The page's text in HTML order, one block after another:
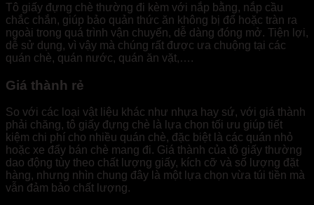
Tô giấy đựng chè thường đi kèm với nắp bằng, nắp cầu
chắc chắn, giúp bảo quản thức ăn không bị đổ hoặc tràn ra
ngoài trong quá trình vận chuyển, dễ dàng đóng mở. Tiện lợi,
dễ sử dụng, vì vậy mà chúng rất được ưa chuộng tại các
quán chè, quán nước, quán ăn vặt,….
Giá thành rẻ
So với các loại vật liệu khác như nhựa hay sứ, với giá thành
phải chăng, tô giấy đựng chè là lựa chọn tối ưu giúp tiết
kiệm chi phí cho nhiều quán chè, đặc biệt là các quán nhỏ
hoặc xe đẩy bán chè mang đi. Giá thành của tô giấy thường
dao động tùy theo chất lượng giấy, kích cỡ và số lượng đặt
hàng, nhưng nhìn chung đây là một lựa chọn vừa túi tiền mà
vẫn đảm bảo chất lượng.